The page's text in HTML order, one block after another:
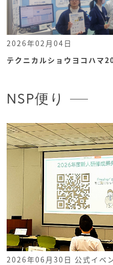
2026年02月04日
テクニカルショウヨコハマ
NSP便り
2026年06月30日 公式イベ